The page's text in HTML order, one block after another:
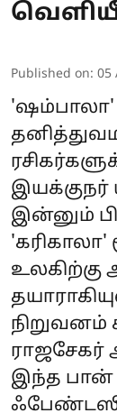
Published on: 05
'ஷம்பாலா'
இயக்குநர்
இன்னும்
'கரிகாலா'
உலகிற்கு
நிறுவனம்
ராஜசேகர்
இந்த
ஃபேண்டஸி